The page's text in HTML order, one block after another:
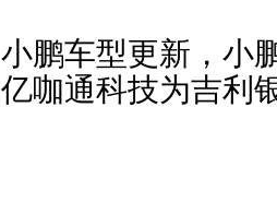
小鹏车型更新，小
亿咖通科技为吉利